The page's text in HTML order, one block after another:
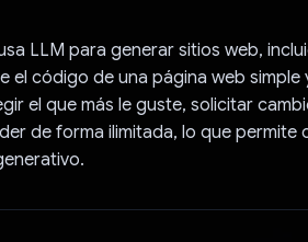
LLM para generar sitios web,
el código de una página web simple
el que más le guste, solicitar
de forma ilimitada, lo que permite